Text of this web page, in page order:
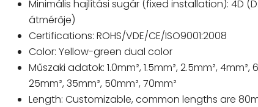
Minimális hajlítási sugár (fixed installation): 4D
átmérője)
Certifications:ROHS/VDE/CE/ISO9001:2008
Color:Yellow-green dual color
Műszaki adatok: 1.0mm², 1.5mm², 2.5mm², 4mm²,
25mm², 35mm², 50mm², 70mm²
Length:Customizable,common lengths are